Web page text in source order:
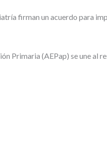
firman un acuerdo para
Primaria (AEPap) se une al